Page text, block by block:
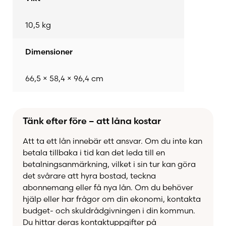
fylla på bränsle under grillningen utan att avbryta
den smartaEasyDump™ askhinken
grillgallerlyftare som gör det säkert och smidigt
att hantera heta grillgaller vid påfyllning av kol
eller rengöring.
Med sin robusta konstruktion, användarvänliga
funktioner och generösa garanti är Char-Griller
57 cm Kettle Grill ett utmärkt val för dig som vill
10,5 kg
Dimensioner
66,5 × 58,4 × 96,4 cm
Tänk efter före – att låna kostar
Att ta ett lån innebär ett ansvar. Om du inte kan
betala tillbaka i tid kan det leda till en
betalningsanmärkning, vilket i sin tur kan göra
det svårare att hyra bostad, teckna
abonnemang eller få nya lån. Om du behöver
hjälp eller har frågor om din ekonomi, kontakta
budget- och skuldrådgivningen i din kommun.
Du hittar deras kontaktuppgifter på